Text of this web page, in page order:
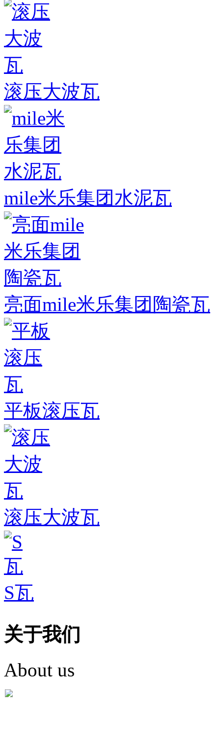
滚压大波瓦
mile米乐集团水泥瓦
亮面mile米乐集团陶瓷瓦
平板滚压瓦
滚压大波瓦
S瓦
关于我们
About us